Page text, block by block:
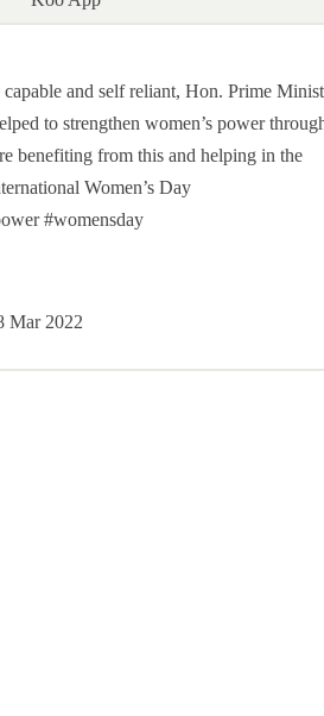
and self reliant, Hon. Prime
to strengthen women’s power
benefiting from this and helping in the
Women’s Day
#womensday
Mar 2022